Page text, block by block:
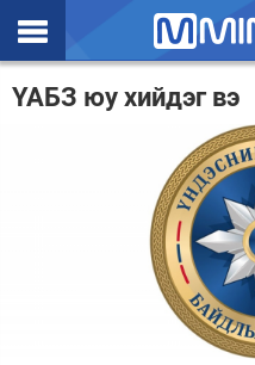
Эхлэл
ҮАБЗ юу хийдэг вэ